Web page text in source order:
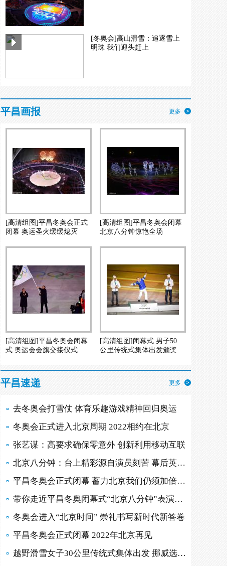
[冬奥会]高山滑雪：追逐雪上
明珠 我们迎头赶上
平昌画报 更多
[高清组图]平昌冬奥会正式
闭幕 奥运圣火缓缓熄灭
[高清组图]平昌冬奥会闭幕
北京八分钟惊艳全场
[高清组图]平昌冬奥会闭幕
式 奥运会会旗交接仪式
[高清组图]闭幕式 男子50
公里传统式集体出发颁奖
平昌速递 更多
去冬奥会打雪仗 体育乐趣游戏精神回归奥运
冬奥会正式进入北京周期 2022相约在北京
张艺谋：高要求确保零意外 创新利用移动互联
北京八分钟：台上精彩源自演员刻苦 幕后英雄多
平昌冬奥会正式闭幕 蓄力北京我们仍须加倍努力
带你走近平昌冬奥闭幕式“北京八分钟”表演现场
冬奥会进入“北京时间” 崇礼书写新时代新答卷
平昌冬奥会正式闭幕 2022年北京再见
越野滑雪女子30公里传统式集体出发 挪威选手摘金